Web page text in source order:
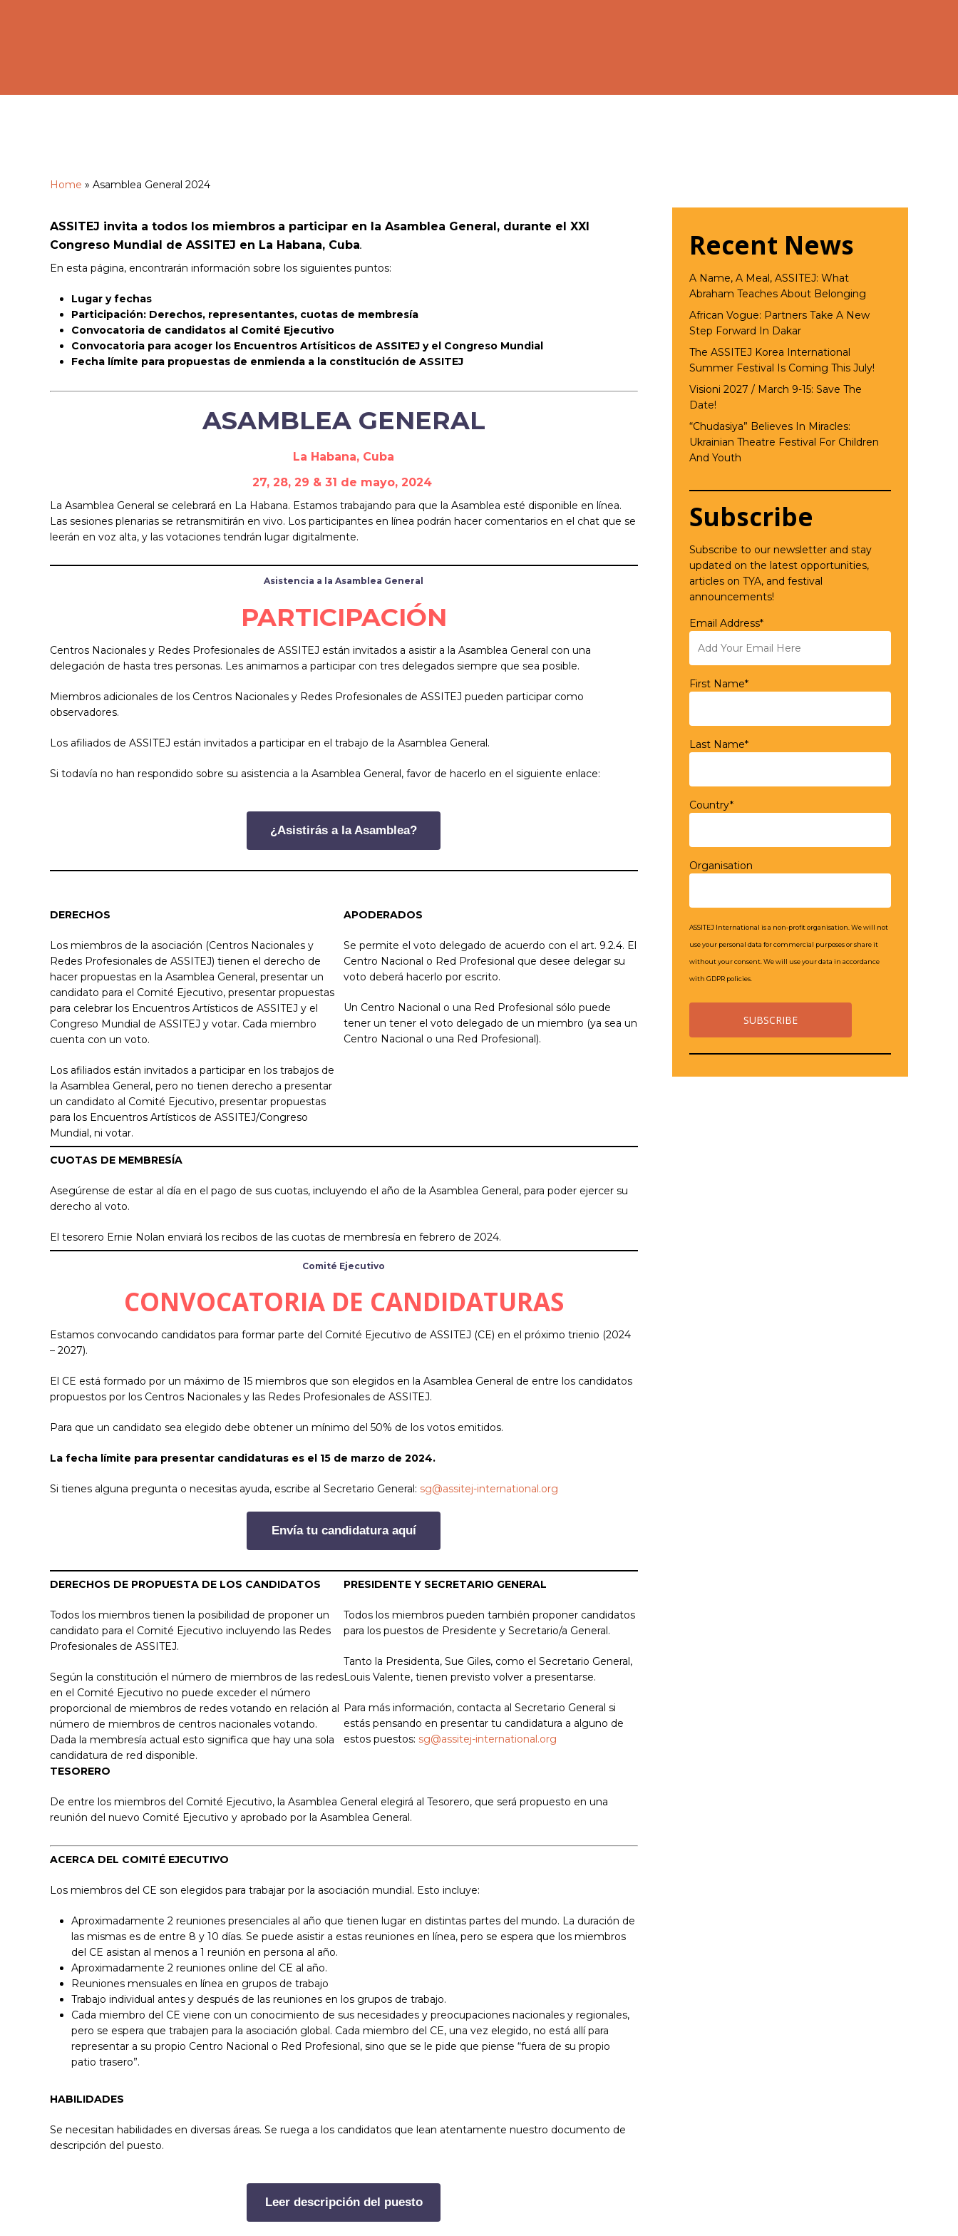
Home » Asamblea General 2024
ASSITEJ invita a todos los miembros a participar en la Asamblea General, durante el XXI
Congreso Mundial de ASSITEJ en La Habana, Cuba.
En esta página, encontrarán información sobre los siguientes puntos:
Lugar y fechas
Participación: Derechos, representantes, cuotas de membresía
Convocatoria de candidatos al Comité Ejecutivo
Convocatoria para acoger los Encuentros Artísiticos de ASSITEJ y el Congreso Mundial
Fecha límite para propuestas de enmienda a la constitución de ASSITEJ
ASAMBLEA GENERAL
La Habana, Cuba
27, 28, 29 & 31 de mayo, 2024
La Asamblea General se celebrará en La Habana. Estamos trabajando para que la Asamblea esté disponible en línea.
Las sesiones plenarias se retransmitirán en vivo. Los participantes en línea podrán hacer comentarios en el chat que se
leerán en voz alta, y las votaciones tendrán lugar digitalmente.
Asistencia a la Asamblea General
PARTICIPACIÓN
Centros Nacionales y Redes Profesionales de ASSITEJ están invitados a asistir a la Asamblea General con una
delegación de hasta tres personas. Les animamos a participar con tres delegados siempre que sea posible.
Miembros adicionales de los Centros Nacionales y Redes Profesionales de ASSITEJ pueden participar como
observadores.
Los afiliados de ASSITEJ están invitados a participar en el trabajo de la Asamblea General.
Si todavía no han respondido sobre su asistencia a la Asamblea General, favor de hacerlo en el siguiente enlace:
¿Asistirás a la Asamblea?
DERECHOS
Los miembros de la asociación (Centros Nacionales y
Redes Profesionales de ASSITEJ) tienen el derecho de
hacer propuestas en la Asamblea General, presentar un
candidato para el Comité Ejecutivo, presentar propuestas
para celebrar los Encuentros Artísticos de ASSITEJ y el
Congreso Mundial de ASSITEJ y votar. Cada miembro
cuenta con un voto.
Los afiliados están invitados a participar en los trabajos de
la Asamblea General, pero no tienen derecho a presentar
un candidato al Comité Ejecutivo, presentar propuestas
para los Encuentros Artísticos de ASSITEJ/Congreso
Mundial, ni votar.
APODERADOS
Se permite el voto delegado de acuerdo con el art. 9.2.4. El
Centro Nacional o Red Profesional que desee delegar su
voto deberá hacerlo por escrito.
Un Centro Nacional o una Red Profesional sólo puede
tener un tener el voto delegado de un miembro (ya sea un
Centro Nacional o una Red Profesional).
CUOTAS DE MEMBRESÍA
Asegúrense de estar al día en el pago de sus cuotas, incluyendo el año de la Asamblea General, para poder ejercer su
derecho al voto.
El tesorero Ernie Nolan enviará los recibos de las cuotas de membresía en febrero de 2024.
Comité Ejecutivo
CONVOCATORIA DE CANDIDATURAS
Estamos convocando candidatos para formar parte del Comité Ejecutivo de ASSITEJ (CE) en el próximo trienio (2024
– 2027).
El CE está formado por un máximo de 15 miembros que son elegidos en la Asamblea General de entre los candidatos
propuestos por los Centros Nacionales y las Redes Profesionales de ASSITEJ.
Para que un candidato sea elegido debe obtener un mínimo del 50% de los votos emitidos.
La fecha límite para presentar candidaturas es el 15 de marzo de 2024.
Si tienes alguna pregunta o necesitas ayuda, escribe al Secretario General: sg@assitej-international.org
Envía tu candidatura aquí
DERECHOS DE PROPUESTA DE LOS CANDIDATOS
Todos los miembros tienen la posibilidad de proponer un
candidato para el Comité Ejecutivo incluyendo las Redes
Profesionales de ASSITEJ.
Según la constitución el número de miembros de las redes
en el Comité Ejecutivo no puede exceder el número
proporcional de miembros de redes votando en relación al
número de miembros de centros nacionales votando.
Dada la membresía actual esto significa que hay una sola
candidatura de red disponible.
PRESIDENTE Y SECRETARIO GENERAL
Todos los miembros pueden también proponer candidatos
para los puestos de Presidente y Secretario/a General.
Tanto la Presidenta, Sue Giles, como el Secretario General,
Louis Valente, tienen previsto volver a presentarse.
Para más información, contacta al Secretario General si
estás pensando en presentar tu candidatura a alguno de
estos puestos: sg@assitej-international.org
TESORERO
De entre los miembros del Comité Ejecutivo, la Asamblea General elegirá al Tesorero, que será propuesto en una
reunión del nuevo Comité Ejecutivo y aprobado por la Asamblea General.
ACERCA DEL COMITÉ EJECUTIVO
Los miembros del CE son elegidos para trabajar por la asociación mundial. Esto incluye:
Aproximadamente 2 reuniones presenciales al año que tienen lugar en distintas partes del mundo. La duración de
las mismas es de entre 8 y 10 días. Se puede asistir a estas reuniones en línea, pero se espera que los miembros
del CE asistan al menos a 1 reunión en persona al año.
Aproximadamente 2 reuniones online del CE al año.
Reuniones mensuales en línea en grupos de trabajo
Trabajo individual antes y después de las reuniones en los grupos de trabajo.
Cada miembro del CE viene con un conocimiento de sus necesidades y preocupaciones nacionales y regionales,
pero se espera que trabajen para la asociación global. Cada miembro del CE, una vez elegido, no está allí para
representar a su propio Centro Nacional o Red Profesional, sino que se le pide que piense “fuera de su propio
patio trasero”.
HABILIDADES
Se necesitan habilidades en diversas áreas. Se ruega a los candidatos que lean atentamente nuestro documento de
descripción del puesto.
Leer descripción del puesto
Recent News
A Name, A Meal, ASSITEJ: What
Abraham Teaches About Belonging
African Vogue: Partners Take A New
Step Forward In Dakar
The ASSITEJ Korea International
Summer Festival Is Coming This July!
Visioni 2027 / March 9-15: Save The
Date!
“Chudasiya” Believes In Miracles:
Ukrainian Theatre Festival For Children
And Youth
Subscribe
Subscribe to our newsletter and stay
updated on the latest opportunities,
articles on TYA, and festival
announcements!
Email Address*
First Name*
Last Name*
Country*
Organisation
ASSITEJ International is a non-profit organisation. We will not
use your personal data for commercial purposes or share it
without your consent. We will use your data in accordance
with GDPR policies.